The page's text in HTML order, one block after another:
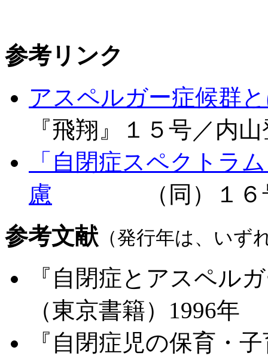
参考リンク
アスペルガー症候群
『飛翔 』
１５号／内
「自閉症スペクトラ
慮 （同）
１
参考文献 （発行年は、いず
『自閉症とアスペル
（東京書籍）1996年
『自閉症児の保育・